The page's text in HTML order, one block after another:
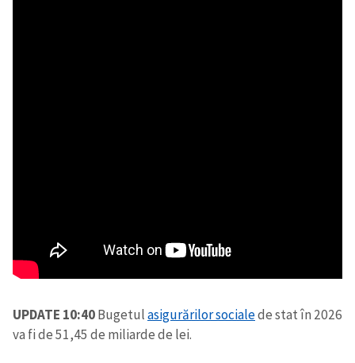
UPDATE 10:40Bugetulasigurărilor socialede stat în 2026
va fi de 51,45 de miliarde de lei.